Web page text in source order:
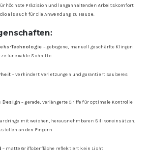
höchste Präzision und langanhaltenden Arbeitskomfort
als auch für die Anwendung zu Hause.
Technologie – gebogene, manuell geschärfte Klingen
für exakte Schnitte
– verhindert Verletzungen und garantiert sauberes
Design – gerade, verlängerte Griffe für optimale Kontrolle
mit weichen, herausnehmbaren Silikoneinsätzen,
an den Fingern
– matte Griffoberfläche reflektiert kein Licht